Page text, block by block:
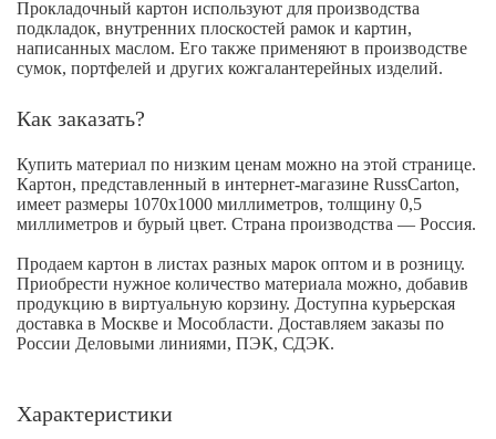
Прокладочный картон используют для производства
подкладок, внутренних плоскостей рамок и картин,
написанных маслом. Его также применяют в производстве
сумок, портфелей и других кожгалантерейных изделий.
Как заказать?
Купить материал по низким ценам можно на этой странице.
Картон, представленный в интернет-магазине RussCarton,
имеет размеры 1070x1000 миллиметров, толщину 0,5
миллиметров и бурый цвет. Страна производства — Россия.
Продаем картон в листах разных марок оптом и в розницу.
Приобрести нужное количество материала можно, добавив
продукцию в виртуальную корзину. Доступна курьерская
доставка в Москве и Мособласти. Доставляем заказы по
России Деловыми линиями, ПЭК, СДЭК.
Характеристики